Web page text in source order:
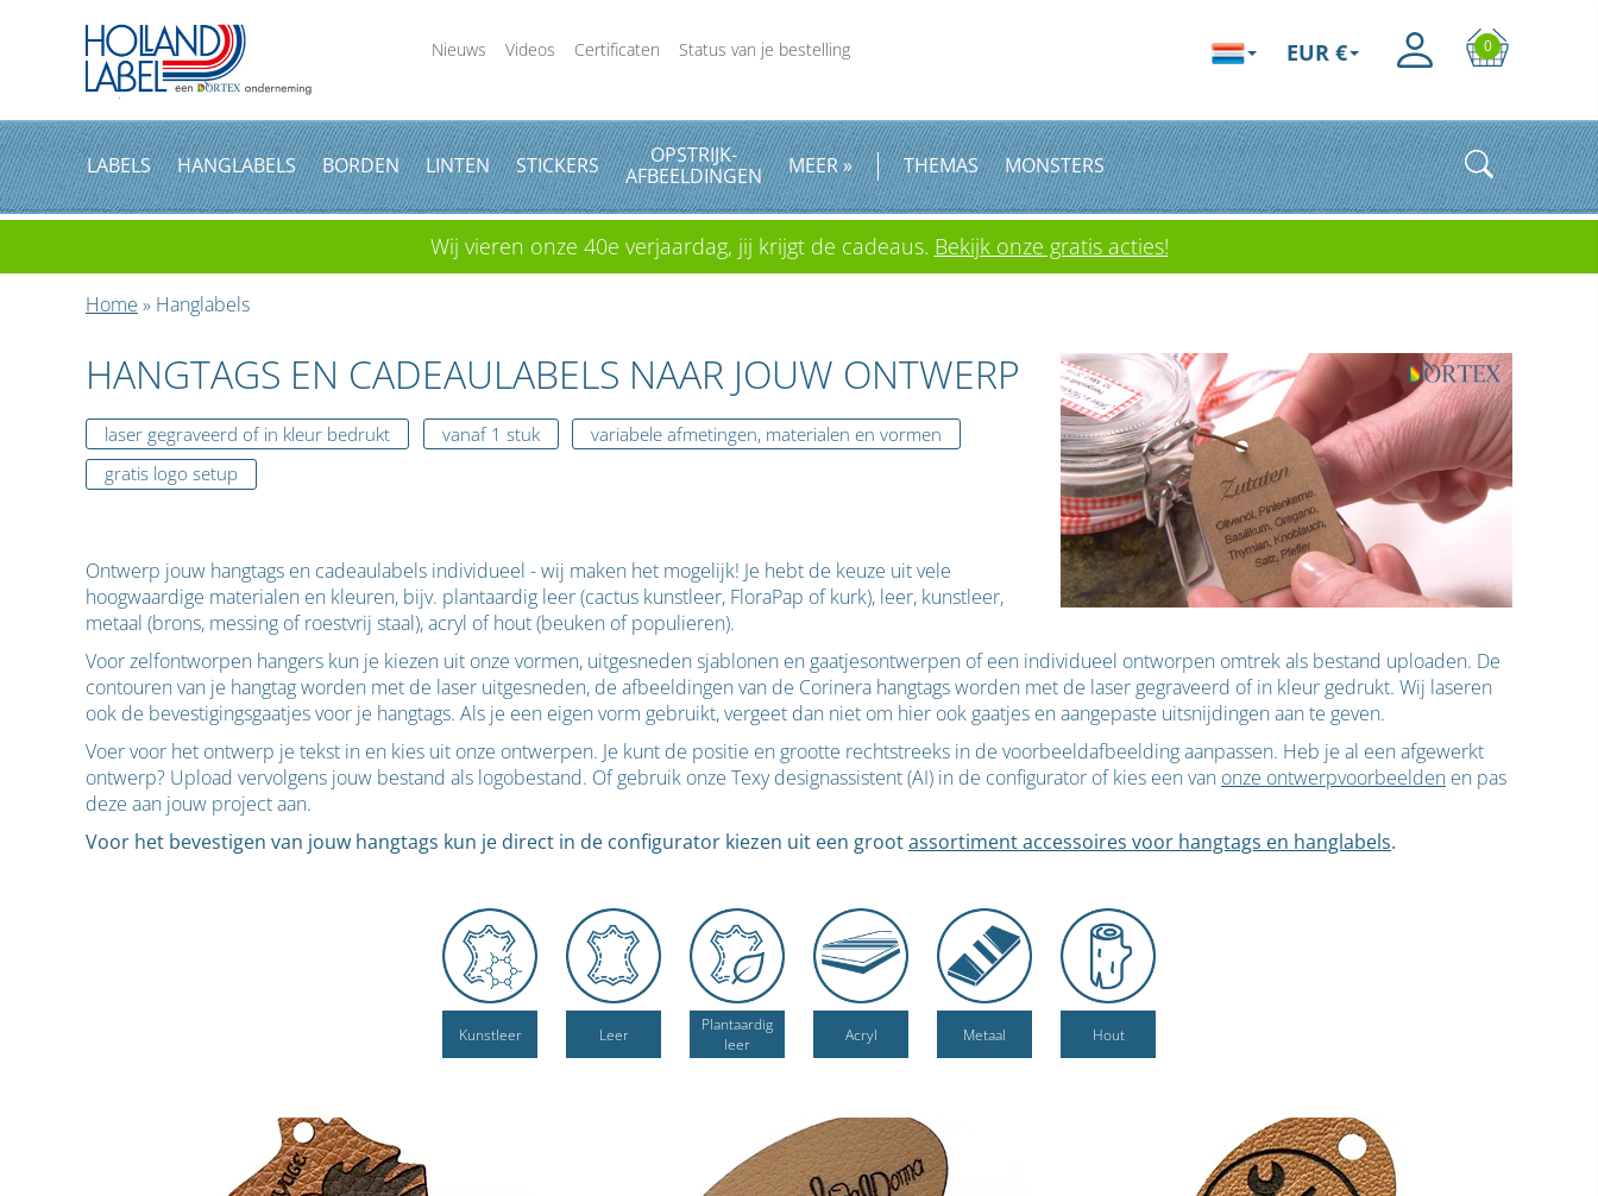
Nieuws Videos Certificaten Status van je bestelling 0
EUR €
LABELS HANGLABELS BORDEN LINTEN STICKERS OPSTRIJK-
AFBEELDINGEN
MEER » THEMAS MONSTERS
Wij vieren onze 40e verjaardag, jij krijgt de cadeaus. Bekijk onze gratis acties!
Home » Hanglabels
HANGTAGS EN CADEAULABELS NAAR JOUW ONTWERP
laser gegraveerd of in kleur bedrukt vanaf 1 stuk
variabele afmetingen, materialen en vormen
gratis logo setup
Ontwerp jouw hangtags en cadeaulabels individueel - wij maken het mogelijk! Je hebt de keuze uit vele
hoogwaardige materialen en kleuren, bijv. plantaardig leer (cactus kunstleer, FloraPap of kurk), leer, kunstleer,
metaal (brons, messing of roestvrij staal), acryl of hout (beuken of populieren).
Voor zelfontworpen hangers kun je kiezen uit onze vormen, uitgesneden sjablonen en gaatjesontwerpen of een individueel ontworpen omtrek als bestand uploaden. De
contouren van je hangtag worden met de laser uitgesneden, de afbeeldingen van de Corinera hangtags worden met de laser gegraveerd of in kleur gedrukt. Wij laseren
ook de bevestigingsgaatjes voor je hangtags. Als je een eigen vorm gebruikt, vergeet dan niet om hier ook gaatjes en aangepaste uitsnijdingen aan te geven.
Voer voor het ontwerp je tekst in en kies uit onze ontwerpen. Je kunt de positie en grootte rechtstreeks in de voorbeeldafbeelding aanpassen. Heb je al een afgewerkt
ontwerp? Upload vervolgens jouw bestand als logobestand. Of gebruik onze Texy designassistent (AI) in de configurator of kies een van onze ontwerpvoorbeelden en pas
deze aan jouw project aan.
Voor het bevestigen van jouw hangtags kun je direct in de configurator kiezen uit een grootassortiment accessoires voor hangtags en hanglabels.
Kunstleer Leer
Plantaardig
leer
Acryl Metaal Hout